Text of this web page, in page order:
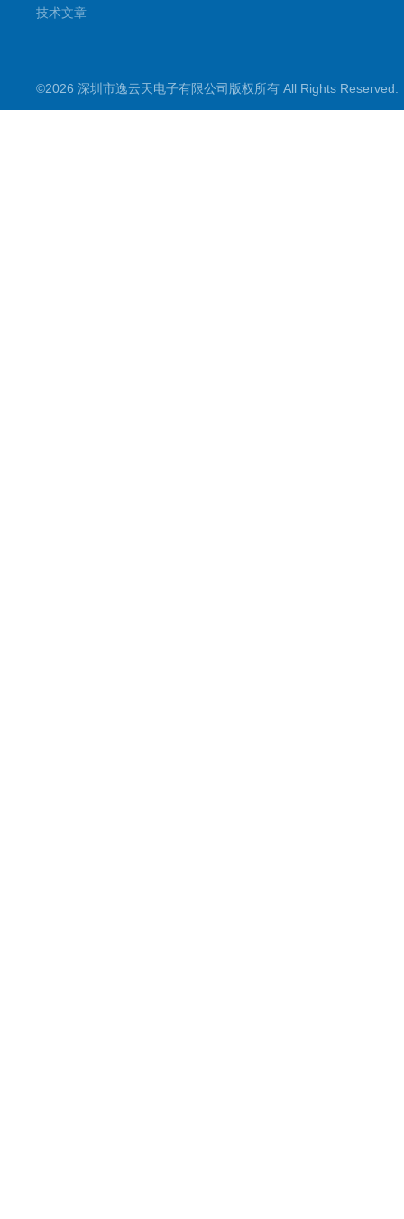
技术文章
©2026 深圳市逸云天电子有限公司版权所有 All Rights